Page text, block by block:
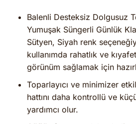
Balenli Desteksiz Dolgusuz
Yumuşak Süngerli Günlük
Sütyen, Siyah renk
kullanımda rahatlık ve
görünüm sağlamak için
Toparlayıcı ve minimizer
hattını daha kontrollü ve
yardımcı olur.